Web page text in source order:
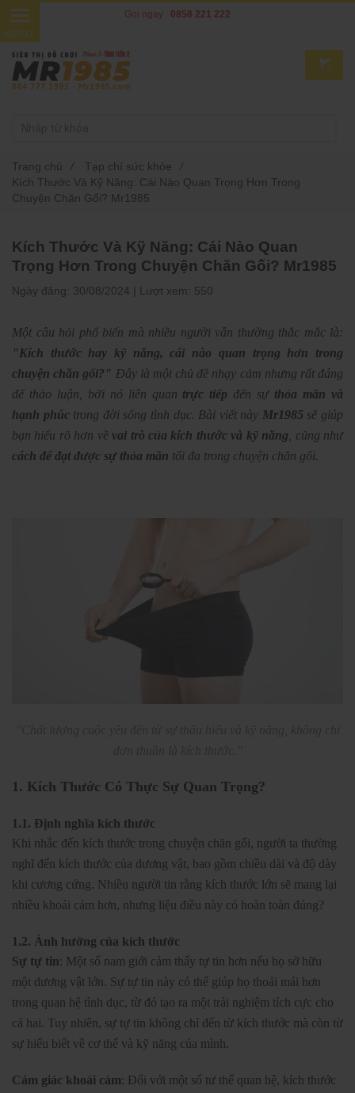
Kích Thước Và Kỹ Năng: Cái Nào Quan
Trọng Hơn Trong Chuyện Chăn Gối? Mr1985
Ngày đăng: 30/08/2024 | Lượt xem: 550
Một câu hỏi phổ biến mà nhiều người vẫn thường thắc mắc là:
"Kích thước hay kỹ năng, cái nào quan trọng hơn trong
chuyện chăn gối?" Đây là một chủ đề nhạy cảm nhưng rất đáng
để thảo luận, bởi nó liên quan trực tiếp đến sự thỏa mãn và
hạnh phúctrong đời sống tình dục. Bài viết này Mr1985 sẽ giúp
bạn hiểu rõ hơn về vai trò của kích thước và kỹ năng , cũng như
cách để đạt được sự thỏa mãn tối đa trong chuyện chăn gối.
1. Kích Thước Có Thực Sự Quan Trọng?
1.1. Định nghĩa kích thước
Khi nhắc đến kích thước trong chuyện chăn gối, người ta thường
nghĩ đến kích thước của dương vật, bao gồm chiều dài và độ dày
khi cương cứng. Nhiều người tin rằng kích thước lớn sẽ mang lại
nhiều khoái cảm hơn, nhưng liệu điều này có hoàn toàn đúng?
1.2. Ảnh hưởng của kích thước
Sự tự tin: Một số nam giới cảm thấy tự tin hơn nếu họ sở hữu
một dương vật lớn. Sự tự tin này có thể giúp họ thoải mái hơn
trong quan hệ tình dục, từ đó tạo ra một trải nghiệm tích cực cho
cả hai. Tuy nhiên, sự tự tin không chỉ đến từ kích thước mà còn từ
sự hiểu biết về cơ thể và kỹ năng của mình.
Cảm giác khoái cảm: Đối với một số tư thế quan hệ, kích thước
Trang chủ / Tạp chí sức khỏe
/
Kích Thước Và Kỹ Năng: Cái Nào Quan Trọng Hơn Trong
Chuyện Chăn Gối? Mr1985
Gọi ngay : 0858 221 222
0